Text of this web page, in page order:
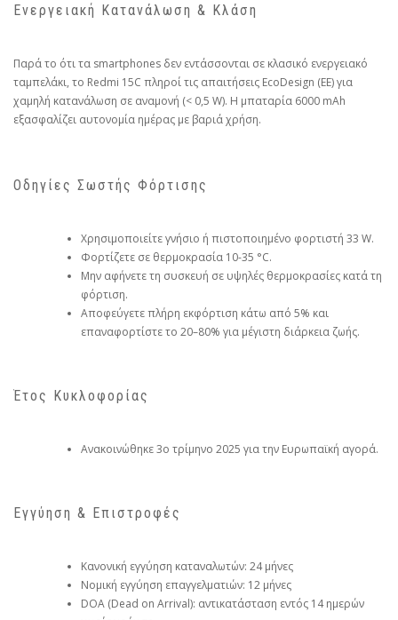
Ενεργειακή Κατανάλωση & Κλάση
Παρά το ότι τα smartphones δεν εντάσσονται σε κλασικό ενεργειακό
ταμπελάκι, το Redmi 15C πληροί τις απαιτήσεις EcoDesign (ΕΕ) για
χαμηλή κατανάλωση σε αναμονή (< 0,5 W). Η μπαταρία 6000 mAh
εξασφαλίζει αυτονομία ημέρας με βαριά χρήση.
Οδηγίες Σωστής Φόρτισης
Χρησιμοποιείτε γνήσιο ή πιστοποιημένο φορτιστή 33 W.
Φορτίζετε σε θερμοκρασία 10-35 °C.
Μην αφήνετε τη συσκευή σε υψηλές θερμοκρασίες κατά τη
φόρτιση.
Αποφεύγετε πλήρη εκφόρτιση κάτω από 5% και
επαναφορτίστε το 20–80% για μέγιστη διάρκεια ζωής.
Έτος Κυκλοφορίας
Ανακοινώθηκε 3ο τρίμηνο 2025 για την Ευρωπαϊκή αγορά.
Εγγύηση & Επιστροφές
Κανονική εγγύηση καταναλωτών: 24 μήνες
Νομική εγγύηση επαγγελματιών: 12 μήνες
DOA (Dead on Arrival): αντικατάσταση εντός 14 ημερών